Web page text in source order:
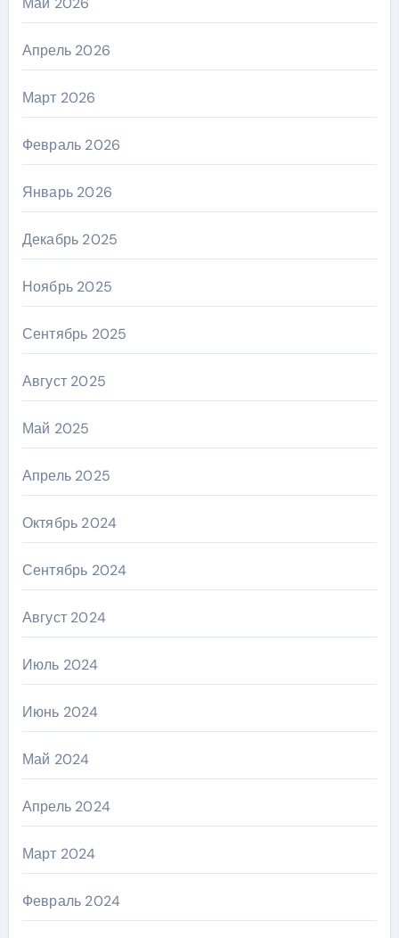
Апрель 2026
Март 2026
Февраль 2026
Январь 2026
Декабрь 2025
Ноябрь 2025
Сентябрь 2025
Август 2025
Май 2025
Апрель 2025
Октябрь 2024
Сентябрь 2024
Август 2024
Июль 2024
Июнь 2024
Май 2024
Апрель 2024
Март 2024
Февраль 2024